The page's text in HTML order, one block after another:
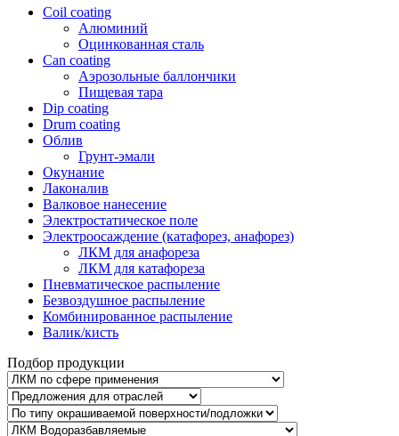
Coil coating
Алюминий
Оцинкованная сталь
Can coating
Аэрозольные баллончики
Пищевая тара
Dip coating
Drum coating
Облив
Грунт-эмали
Окунание
Лаконалив
Валковое нанесение
Электростатическое поле
Электроосаждение (катафорез, анафорез)
ЛКМ для анафореза
ЛКМ для катафореза
Пневматическое распыление
Безвоздушное распыление
Комбинированное распыление
Валик/кисть
Подбор продукции